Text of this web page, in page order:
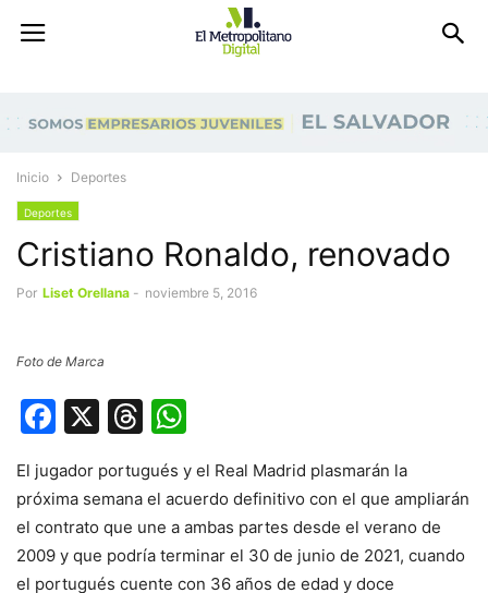
Inicio Deportes
Deportes
Cristiano Ronaldo, renovado
Por Liset Orellana - noviembre 5, 2016
Foto de Marca
Facebook
X Threads
El jugador portugués y el Real Madrid plasmarán la
próxima semana el acuerdo definitivo con el que ampliarán
el contrato que une a ambas partes desde el verano de
2009 y que podría terminar el 30 de junio de 2021, cuando
el portugués cuente con 36 años de edad y doce